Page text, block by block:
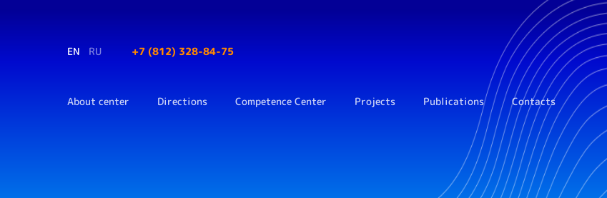
EN RU +7 (812) 328-84-75
About center Directions Competence Center Projects Publications Сontacts